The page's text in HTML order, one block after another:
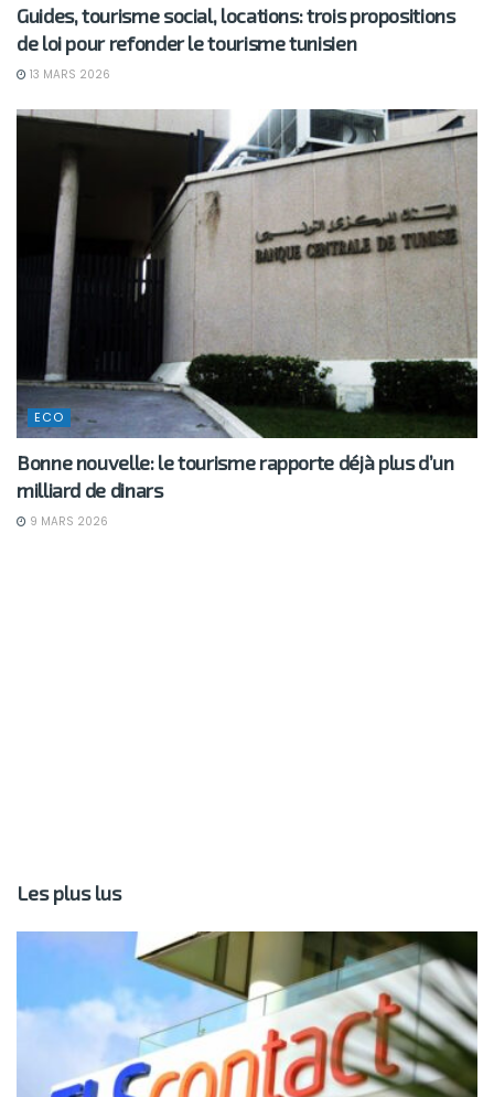
Guides, tourisme social, locations: trois propositions
de loi pour refonder le tourisme tunisien
13 MARS 2026
ECO
Bonne nouvelle: le tourisme rapporte déjà plus d’un
milliard de dinars
9 MARS 2026
Les plus lus